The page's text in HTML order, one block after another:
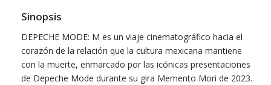
Sinopsis
DEPECHE MODE: M es un viaje cinematográfico hacia el
corazón de la relación que la cultura mexicana mantiene
con la muerte, enmarcado por las icónicas presentaciones
de Depeche Mode durante su gira Memento Mori de 2023.